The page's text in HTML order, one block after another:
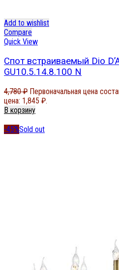
Add to wishlist
Compare
Quick View
Спот встраиваемый Dio
GU10.5.14.8.100 N
4,780₽ Первоначальная цена
цена: 1,845 ₽.
В корзину
-45%Sold out